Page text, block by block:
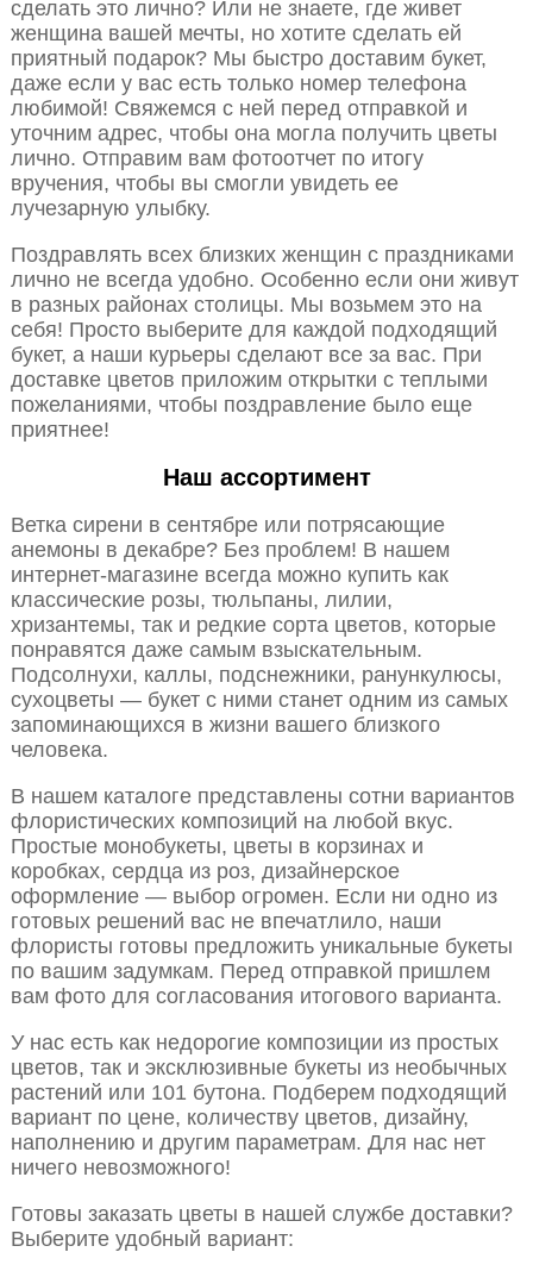
сделать это лично? Или не знаете, где живет
женщина вашей мечты, но хотите сделать ей
приятный подарок? Мы быстро доставим букет,
даже если у вас есть только номер телефона
любимой! Свяжемся с ней перед отправкой и
уточним адрес, чтобы она могла получить цветы
лично. Отправим вам фотоотчет по итогу
вручения, чтобы вы смогли увидеть ее
лучезарную улыбку.
Поздравлять всех близких женщин с праздниками
лично не всегда удобно. Особенно если они живут
в разных районах столицы. Мы возьмем это на
себя! Просто выберите для каждой подходящий
букет, а наши курьеры сделают все за вас. При
доставке цветов приложим открытки с теплыми
пожеланиями, чтобы поздравление было еще
приятнее!
Наш ассортимент
Ветка сирени в сентябре или потрясающие
анемоны в декабре? Без проблем! В нашем
интернет-магазине всегда можно купить как
классические розы, тюльпаны, лилии,
хризантемы, так и редкие сорта цветов, которые
понравятся даже самым взыскательным.
Подсолнухи, каллы, подснежники, ранункулюсы,
сухоцветы — букет с ними станет одним из самых
запоминающихся в жизни вашего близкого
человека.
В нашем каталоге представлены сотни вариантов
флористических композиций на любой вкус.
Простые монобукеты, цветы в корзинах и
коробках, сердца из роз, дизайнерское
оформление — выбор огромен. Если ни одно из
готовых решений вас не впечатлило, наши
флористы готовы предложить уникальные букеты
по вашим задумкам. Перед отправкой пришлем
вам фото для согласования итогового варианта.
У нас есть как недорогие композиции из простых
цветов, так и эксклюзивные букеты из необычных
растений или 101 бутона. Подберем подходящий
вариант по цене, количеству цветов, дизайну,
наполнению и другим параметрам. Для нас нет
ничего невозможного!
Готовы заказать цветы в нашей службе доставки?
Выберите удобный вариант: